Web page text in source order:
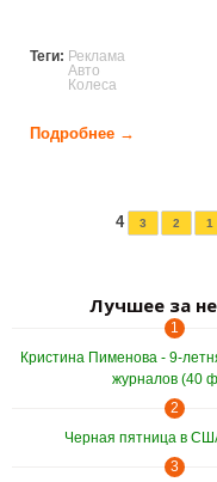
Теги: Реклама
Авто
Колеса
Подробнее →
Страницы
4 3 2 1
Лучшее за
1
Кристина Пименова - 9-
журналов (40
2
Черная пятница в
3